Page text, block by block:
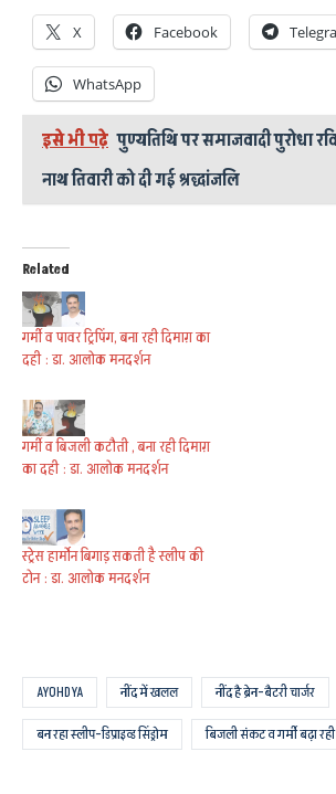
X Facebook
WhatsApp
इसे भी पढ़े पुण्यतिथि पर समाजवादी पुरोधा
नाथ तिवारी को दी गई श्रद्धांजलि
Related
गर्मी व पावर ट्रिपिंग, बना रही दिमाग़ का
दही : डा. आलोक मनदर्शन
गर्मी व बिजली कटौती , बना रही दिमाग़
का दही : डा. आलोक मनदर्शन
स्ट्रेस हार्मोन बिगाड़ सकती है स्लीप की
टोन : डा. आलोक मनदर्शन
AYOHDYA नींद में खलल नींद है ब्रेन-बैटरी चार्जर
बन रहा स्लीप-डिप्राइव्ड सिंड्रोम बिजली संकट व गर्मी बढ़ा